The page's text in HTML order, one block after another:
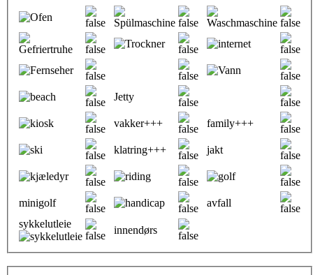
Jetty
vakker+++ family+++
klatring+++ jakt
minigolf
avfall
sykkelutleie
innendørs